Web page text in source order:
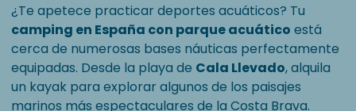
¿Te apetece practicar deportes acuáticos? Tu
camping en España con parque acuático está
cerca de numerosas bases náuticas perfectamente
equipadas. Desde la playa de Cala Llevado, alquila
un kayak para explorar algunos de los paisajes
marinos más espectaculares de la Costa Brava.